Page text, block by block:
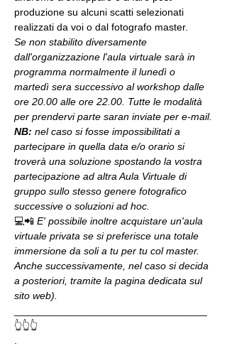
produzione su alcuni scatti selezionati
realizzati da voi o dal fotografo master.
Se non stabilito diversamente
dall'organizzazione l'aula virtuale sarà in
programma normalmente il lunedì o
martedì sera successivo al workshop dalle
ore 20.00 alle ore 22.00. Tutte le modalità
per prendervi parte saran inviate per e-mail.
NB: nel caso si fosse impossibilitati a
partecipare in quella data e/o orario si
troverà una soluzione spostando la vostra
partecipazione ad altra Aula Virtuale di
gruppo sullo stesso genere fotografico
successive o soluzioni ad hoc.
💻📲 E' possibile inoltre acquistare un'aula
virtuale privata se si preferisce una totale
immersione da soli a tu per tu col master.
Anche successivamente, nel caso si decida
a posteriori, tramite la pagina dedicata sul
sito web).
👆👆👆